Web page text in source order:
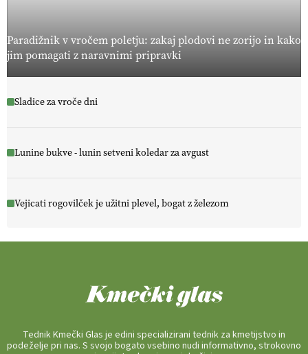
Paradižnik v vročem poletju: zakaj plodovi ne zorijo in kako
jim pomagati z naravnimi pripravki
Sladice za vroče dni
Lunine bukve - lunin setveni koledar za avgust
Vejicati rogovilček je užitni plevel, bogat z železom
Tednik Kmečki Glas je edini specializirani tednik za kmetijstvo in
podeželje pri nas. S svojo bogato vsebino nudi informativno, strokovno